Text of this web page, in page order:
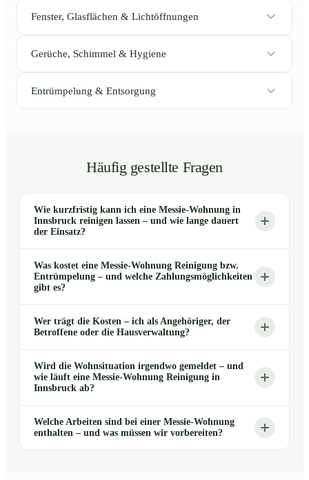
Fenster, Glasflächen & Lichtöffnungen
Gerüche, Schimmel & Hygiene
Entrümpelung & Entsorgung
Häufig gestellte Fragen
Wie kurzfristig kann ich eine Messie-Wohnung in
Innsbruck reinigen lassen – und wie lange dauert
der Einsatz?
Was kostet eine Messie-Wohnung Reinigung bzw.
Entrümpelung – und welche Zahlungsmöglichkeiten
gibt es?
Wer trägt die Kosten – ich als Angehöriger, der
Betroffene oder die Hausverwaltung?
Wird die Wohnsituation irgendwo gemeldet – und
wie läuft eine Messie-Wohnung Reinigung in
Innsbruck ab?
Welche Arbeiten sind bei einer Messie-Wohnung
enthalten – und was müssen wir vorbereiten?